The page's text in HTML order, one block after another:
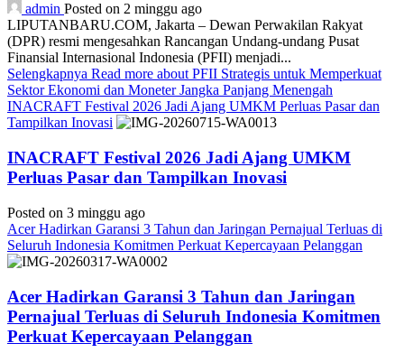
admin Posted on 2 minggu ago
LIPUTANBARU.COM, Jakarta – Dewan Perwakilan Rakyat
(DPR) resmi mengesahkan Rancangan Undang-undang Pusat
Finansial Internasional Indonesia (PFII) menjadi...
Selengkapnya Read more about PFII Strategis untuk Memperkuat
Sektor Ekonomi dan Moneter Jangka Panjang Menengah
INACRAFT Festival 2026 Jadi Ajang UMKM Perluas Pasar dan
Tampilkan Inovasi
INACRAFT Festival 2026 Jadi Ajang UMKM
Perluas Pasar dan Tampilkan Inovasi
Posted on 3 minggu ago
Acer Hadirkan Garansi 3 Tahun dan Jaringan Pernajual Terluas di
Seluruh Indonesia Komitmen Perkuat Kepercayaan Pelanggan
Acer Hadirkan Garansi 3 Tahun dan Jaringan
Pernajual Terluas di Seluruh Indonesia Komitmen
Perkuat Kepercayaan Pelanggan